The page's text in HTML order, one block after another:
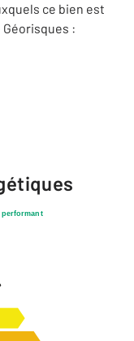
ce bien est
:
performant